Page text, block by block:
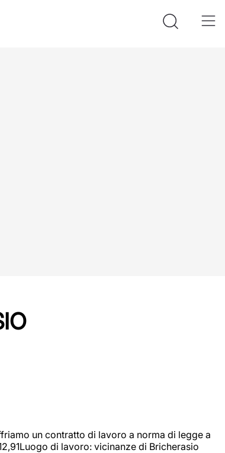
un contratto di lavoro a norma di legge a
di lavoro: vicinanze di Bricherasio